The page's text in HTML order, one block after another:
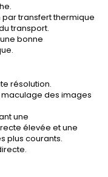
par transfert thermique
transport.
bonne
résolution.
maculage des images
une
élevée et une
plus courants.